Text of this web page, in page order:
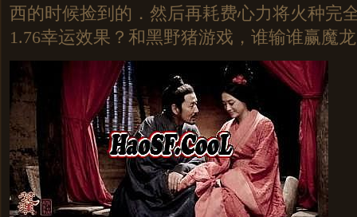
西的时候捡到的．然后再耗费心力将火种完
1.76幸运效果？和黑野猪游戏，谁输谁赢魔